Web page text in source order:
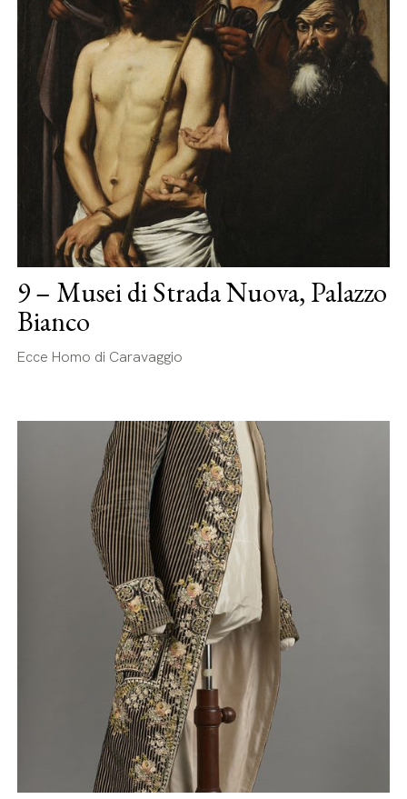
9 – Musei di Strada Nuova, Palazzo
Bianco
Ecce Homo di Caravaggio